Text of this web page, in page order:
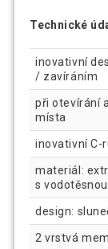
Technické
inovativní
/ zavíráním
při otevírání
místa
inovativní C-
materiál:
s
design:
2 vrstvá